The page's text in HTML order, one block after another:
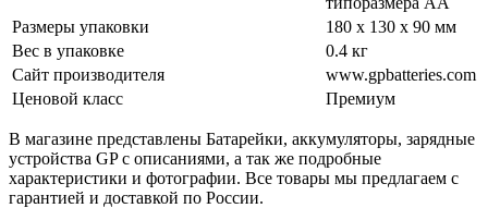
Размеры упаковки
180 x 130 x 90 мм
Вес в упаковке
0.4 кг
Сайт производителя
www.gpbatteries.com
Ценовой класс
Премиум
В магазине представлены Батарейки, аккумуляторы, зарядные
устройства GP с описаниями, а так же подробные
характеристики и фотографии. Все товары мы предлагаем с
гарантией и доставкой по России.